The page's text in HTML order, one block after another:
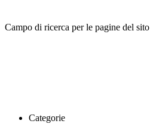
Campo di ricerca per le pagine del sito
Categorie